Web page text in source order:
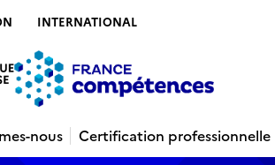
INTERNATIONAL
nous
Certification professionnelle